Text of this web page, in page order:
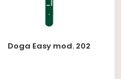
Doga Easy mod. 202